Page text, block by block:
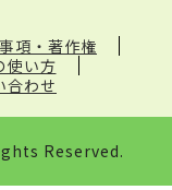
項・著作権
使い方
合わせ
Reserved.